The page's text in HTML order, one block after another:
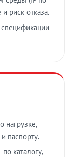
риск отказа.
нагрузке,
паспорту.
каталогу,